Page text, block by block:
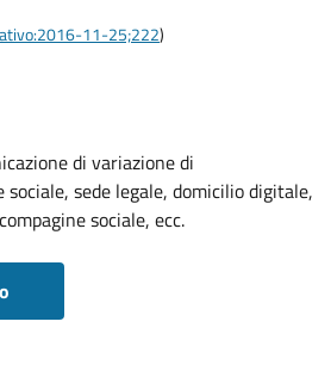
11-25;222)
di variazione di
sede legale, domicilio digitale,
sociale, ecc.